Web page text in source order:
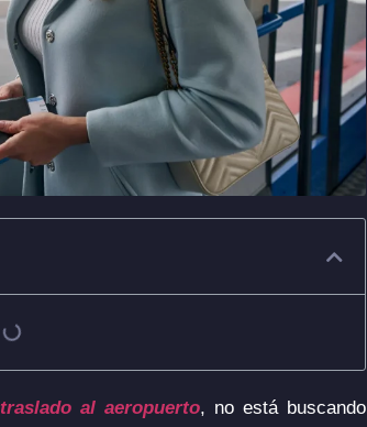
traslado al aeropuerto, no está buscando